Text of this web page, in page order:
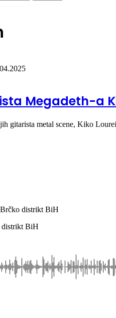
Megadeth-a
gitarista metal scene, Kiko
distrikt BiH
distrikt BiH